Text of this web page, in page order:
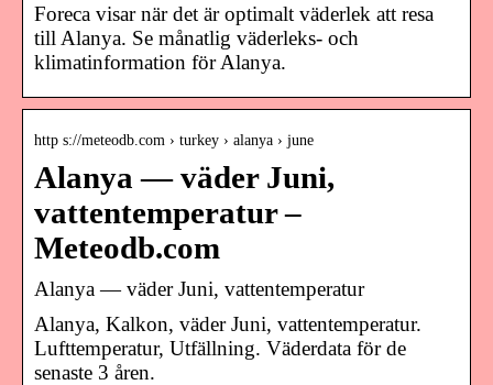
Foreca visar när det är optimalt väderlek att resa
till Alanya. Se månatlig väderleks- och
klimatinformation för Alanya.
http s://meteodb.com › turkey › alanya › june
Alanya — väder Juni,
vattentemperatur –
Meteodb.com
Alanya — väder Juni, vattentemperatur
Alanya, Kalkon, väder Juni, vattentemperatur.
Lufttemperatur, Utfällning. Väderdata för de
senaste 3 åren.